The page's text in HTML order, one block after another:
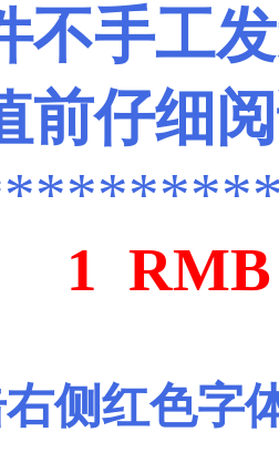
不手工
前仔细
1 RMB
侧红色字